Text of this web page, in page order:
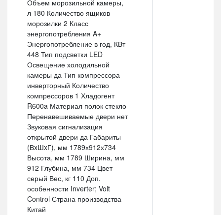
Объем морозильной камеры,
л 180 Количество ящиков
морозилки 2 Класс
энергопотребления A+
Энергопотребление в год, КВт
448 Тип подсветки LED
Освещение холодильной
камеры да Тип компрессора
инверторный Количество
компрессоров 1 Хладогент
R600a Материал полок стекло
Перенавешиваемые двери нет
Звуковая сигнализация
открытой двери да Габариты
(ВxШxГ), мм 1789х912х734
Высота, мм 1789 Ширина, мм
912 Глубина, мм 734 Цвет
серый Вес, кг 110 Доп.
особенности Inverter; Volt
Control Страна производства
Китай